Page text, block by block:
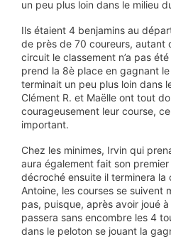
un peu plus loin dans le milieu
Ils étaient 4 benjamins au
de près de 70 coureurs, autant
circuit le classement n’a pas
prend la 8è place en gagnant
terminait un peu plus loin dans
Clément R. et Maëlle ont tout
courageusement leur course,
important.
Chez les minimes, Irvin qui
aura également fait son
décroché ensuite il terminera la
Antoine, les courses se suivent
pas, puisque, après avoir joué
passera sans encombre les 4
dans le peloton se jouant la